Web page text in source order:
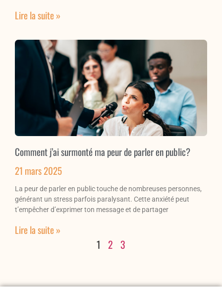
Lire la suite »
Comment j’ai surmonté ma peur de parler en public?
21 mars 2025
La peur de parler en public touche de nombreuses personnes,
générant un stress parfois paralysant. Cette anxiété peut
t’empêcher d’exprimer ton message et de partager
Lire la suite »
1 2 3